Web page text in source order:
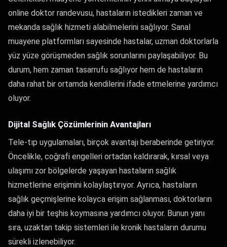
online doktor randevusu, hastaların istedikleri zaman ve
mekanda sağlık hizmeti alabilmelerini sağlıyor. Sanal
muayene platformları sayesinde hastalar, uzman doktorlarla
yüz yüze görüşmeden sağlık sorunlarını paylaşabiliyor. Bu
durum, hem zaman tasarrufu sağlıyor hem de hastaların
daha rahat bir ortamda kendilerini ifade etmelerine yardımcı
oluyor.
Dijital Sağlık Çözümlerinin Avantajları
Tele-tıp uygulamaları, birçok avantajı beraberinde getiriyor.
Öncelikle, coğrafi engelleri ortadan kaldırarak, kırsal veya
ulaşımı zor bölgelerde yaşayan hastaların sağlık
hizmetlerine erişimini kolaylaştırıyor. Ayrıca, hastaların
sağlık geçmişlerine kolayca erişim sağlanması, doktorların
daha iyi bir teşhis koymasına yardımcı oluyor. Bunun yanı
sıra, uzaktan takip sistemleri ile kronik hastaların durumu
sürekli izlenebiliyor.